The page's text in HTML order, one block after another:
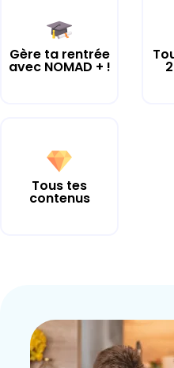
Gère ta rentrée
avec NOMAD + !
Tous tes
contenus